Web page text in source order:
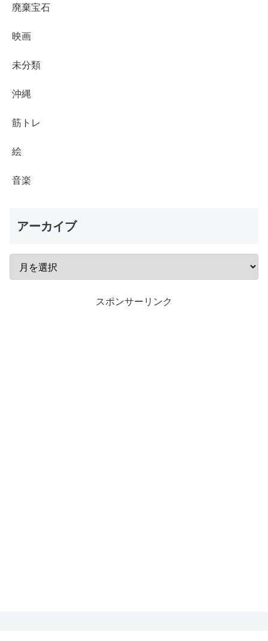
廃棄宝石
映画
未分類
沖縄
筋トレ
絵
音楽
アーカイブ
スポンサーリンク